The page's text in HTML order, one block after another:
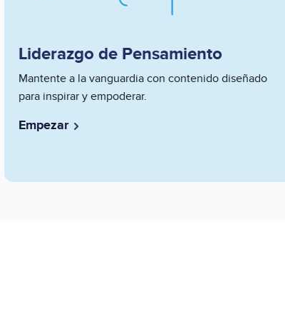
Liderazgo de Pensamiento
Series
Description
Mantente a la vanguardia con contenido diseñado
para inspirar y empoderar.
Empezar